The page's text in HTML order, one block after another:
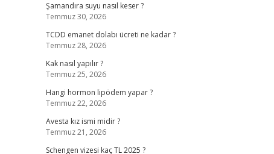
Şamandıra suyu nasıl keser ?
Temmuz 30, 2026
TCDD emanet dolabı ücreti ne kadar ?
Temmuz 28, 2026
Kak nasıl yapılır ?
Temmuz 25, 2026
Hangi hormon lipödem yapar ?
Temmuz 22, 2026
Avesta kız ismi midir ?
Temmuz 21, 2026
Schengen vizesi kaç TL 2025 ?